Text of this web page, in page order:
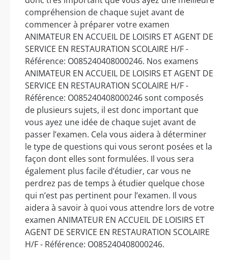
compréhension de chaque sujet avant de
commencer à préparer votre examen
ANIMATEUR EN ACCUEIL DE LOISIRS ET AGENT DE
SERVICE EN RESTAURATION SCOLAIRE H/F -
Référence: O085240408000246. Nos examens
ANIMATEUR EN ACCUEIL DE LOISIRS ET AGENT DE
SERVICE EN RESTAURATION SCOLAIRE H/F -
Référence: O085240408000246 sont composés
de plusieurs sujets, il est donc important que
vous ayez une idée de chaque sujet avant de
passer l’examen. Cela vous aidera à déterminer
le type de questions qui vous seront posées et la
façon dont elles sont formulées. Il vous sera
également plus facile d’étudier, car vous ne
perdrez pas de temps à étudier quelque chose
qui n’est pas pertinent pour l’examen. Il vous
aidera à savoir à quoi vous attendre lors de votre
examen ANIMATEUR EN ACCUEIL DE LOISIRS ET
AGENT DE SERVICE EN RESTAURATION SCOLAIRE
H/F - Référence: O085240408000246.